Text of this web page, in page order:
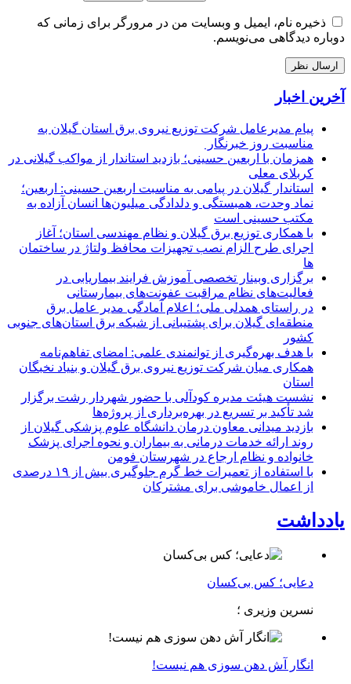
ذخیره نام، ایمیل و وبسایت من در مرورگر برای زمانی که
دوباره دیدگاهی می‌نویسم.
آخرین اخبار
پیام مدیرعامل شركت توزیع نیروی برق استان گیلان به
مناسبت روز خبرنگار ‌
همزمان با اربعین حسینی؛ بازدید استاندار از مواکب گیلانی در
کربلای معلی
استاندار گیلان در پیامی به مناسبت اربعین حسینی: اربعین؛
نماد وحدت، همبستگی و دلدادگی میلیون‌ها انسان آزاده به
مکتب حسینی است
با همکاری توزیع برق گیلان و نظام مهندسی استان؛ آغاز
اجرای طرح الزام نصب تجهیزات محافظ ولتاژ در ساختمان
ها
برگزاری وبینار تخصصی آموزش فرایند بیماریابی در
فعالیت‌های نظام مراقبت عفونت‌های بیمارستانی
در راستای همدلی ملی؛ اعلام آمادگی مدیر عامل برق
منطقه‌ای گیلان برای پشتیبانی از شبكه برق استان‌های جنوبی
كشور
با هدف بهره‌گیری از توانمندی علمی: امضای تفاهم‌نامه
همكاری میان شركت توزیع نیروی برق گیلان و بنیاد نخبگان
استان
نشست هیئت مدیره کودآلی با حضور شهردار رشت برگزار
شد تأکید بر تسریع در بهره‌برداری از پروژه‌ها
بازدید میدانی معاون درمان دانشگاه علوم پزشکی گیلان از
روند ارائه خدمات درمانی به بیماران و نحوه اجرای پزشک
خانواده و نظام ارجاع در شهرستان فومن
با استفاده از تعمیرات خط گرم جلوگیری بیش از ۱۹ درصدی
از اعمال خاموشی برای مشتركان
یادداشت
دعایی؛ کس بی‌کسان
نسرین وزیری ؛
انگار آش دهن سوزی هم نیست!